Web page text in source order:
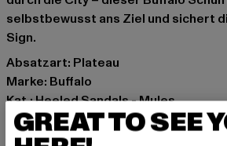
selbstbewusst ans Ziel und sichert
Sign.
Absatzart: Plateau
Marke: Buffalo
Kat.: Heeled Sandals - Mules
Farbe: schwarz
Hersteller Farbe: black
GREAT TO SEE